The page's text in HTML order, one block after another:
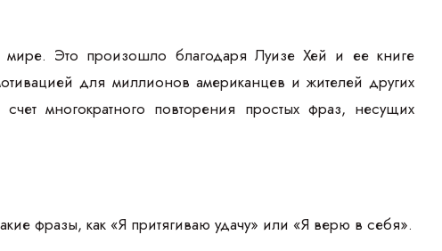
мире. Это произошло благодаря Луизе Хей и ее книге
для миллионов американцев и жителей других
многократного повторения простых фраз, несущих
фразы, как «Я притягиваю удачу» или «Я верю в себя».